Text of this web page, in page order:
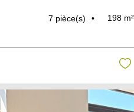
7 pièce(s) 198 m²